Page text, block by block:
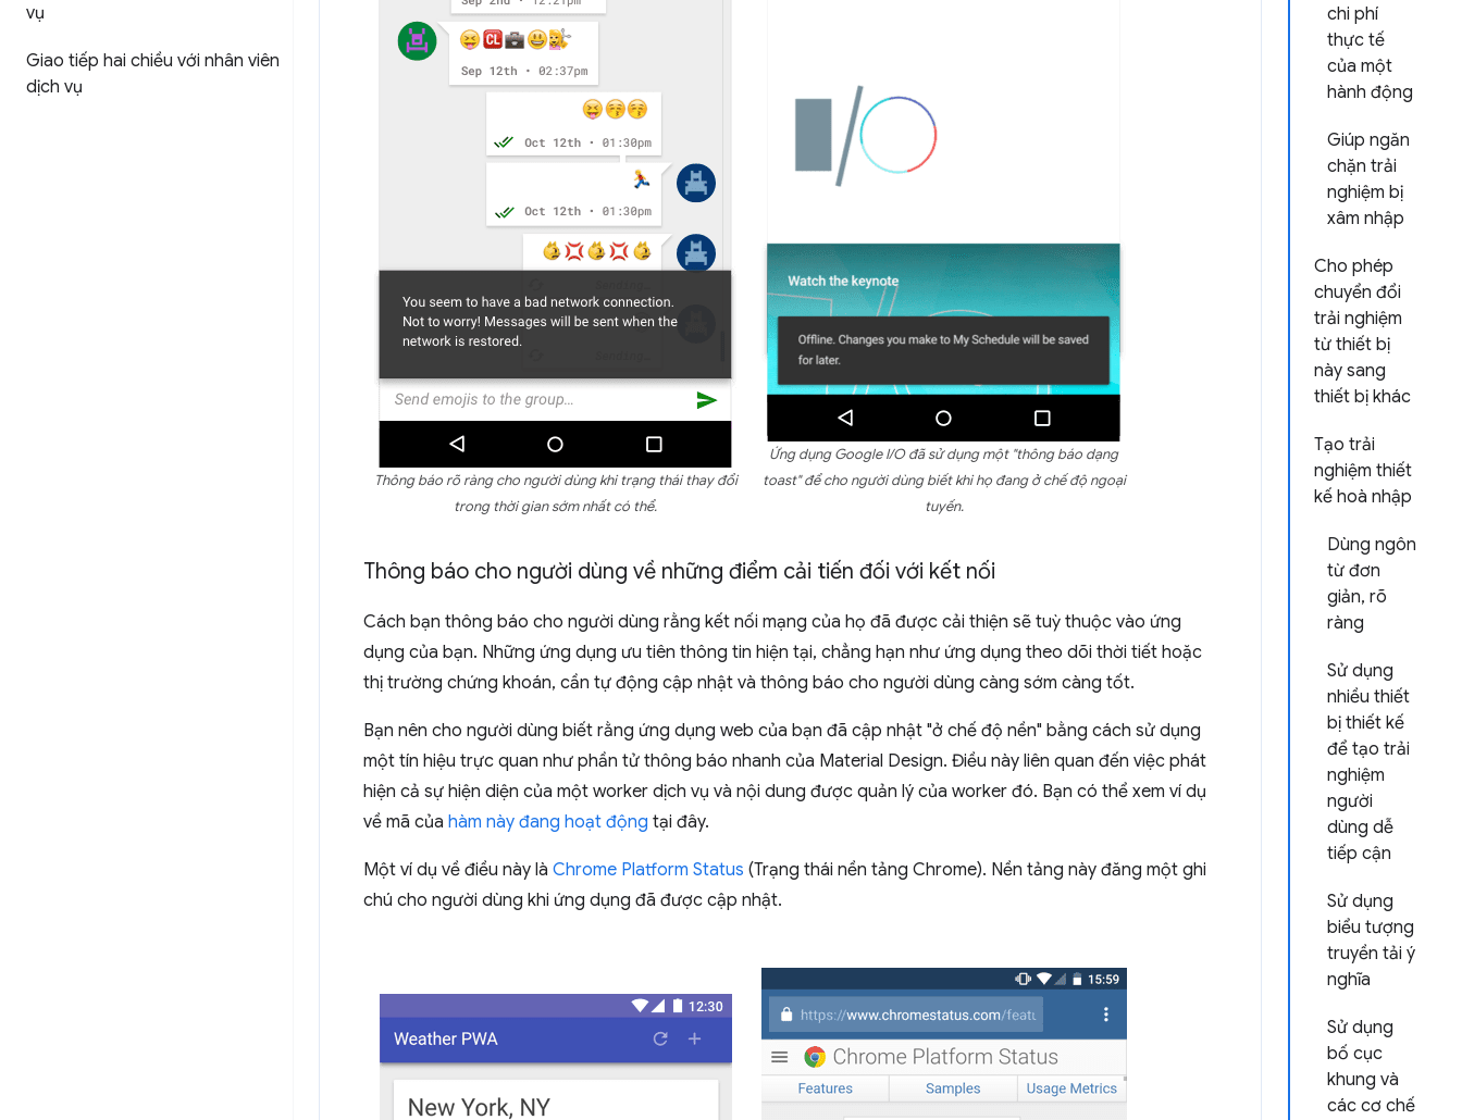
vụ
Giao tiếp hai chiều với nhân viên
dịch vụ
chi phí
thực tế
của một
hành động
Giúp ngăn
chặn trải
nghiệm bị
xâm nhập
Cho phép
chuyển đổi
trải nghiệm
từ thiết bị
này sang
thiết bị khác
Tạo trải
nghiệm thiết
kế hoà nhập
Dùng ngôn
từ đơn
giản, rõ
ràng
Sử dụng
nhiều thiết
bị thiết kế
để tạo trải
nghiệm
người
dùng dễ
tiếp cận
Sử dụng
biểu tượng
truyền tải ý
nghĩa
Sử dụng
bố cục
khung và
các cơ chế
Thông báo rõ ràng cho người dùng khi trạng thái thay đổi
trong thời gian sớm nhất có thể.
Ứng dụng Google I/O đã sử dụng một "thông báo dạng
toast" để cho người dùng biết khi họ đang ở chế độ ngoại
tuyến.
Thông báo cho người dùng về những điểm cải tiến đối với kết nối
Cách bạn thông báo cho người dùng rằng kết nối mạng của họ đã được cải thiện sẽ tuỳ thuộc vào ứng
dụng của bạn. Những ứng dụng ưu tiên thông tin hiện tại, chẳng hạn như ứng dụng theo dõi thời tiết hoặc
thị trường chứng khoán, cần tự động cập nhật và thông báo cho người dùng càng sớm càng tốt.
Bạn nên cho người dùng biết rằng ứng dụng web của bạn đã cập nhật "ở chế độ nền" bằng cách sử dụng
một tín hiệu trực quan như phần tử thông báo nhanh của Material Design. Điều này liên quan đến việc phát
hiện cả sự hiện diện của một worker dịch vụ và nội dung được quản lý của worker đó. Bạn có thể xem ví dụ
về mã của hàm này đang hoạt động tại đây.
Một ví dụ về điều này là Chrome Platform Status (Trạng thái nền tảng Chrome). Nền tảng này đăng một ghi
chú cho người dùng khi ứng dụng đã được cập nhật.